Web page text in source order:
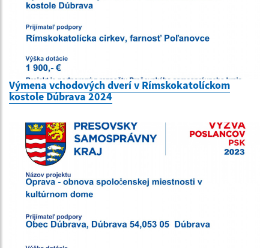
Výmena vchodových dverí v Rímskokatolíckom
kostole Dúbrava 2024